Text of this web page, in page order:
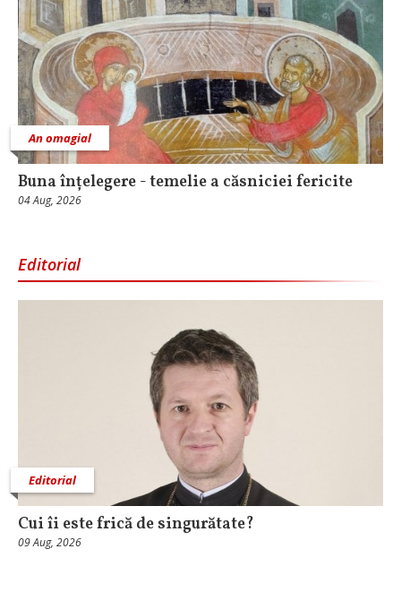
An omagial
Buna înțelegere - temelie a căsniciei fericite
04 Aug, 2026
Editorial
Editorial
Cui îi este frică de singurătate?
09 Aug, 2026